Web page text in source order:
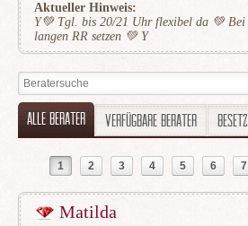
Aktueller Hinweis:
Y💚 Tgl. bis 20/21 Uhr flexibel da 💚
langen RR setzen 💚 Y
Alle Berater Verfügbare Berater
1 2 3 4 5 6 7
Matilda